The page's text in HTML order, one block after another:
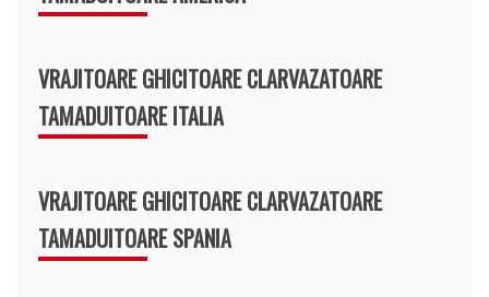
VRAJITOARE GHICITOARE CLARVAZATOARE
TAMADUITOARE ITALIA
VRAJITOARE GHICITOARE CLARVAZATOARE
TAMADUITOARE SPANIA